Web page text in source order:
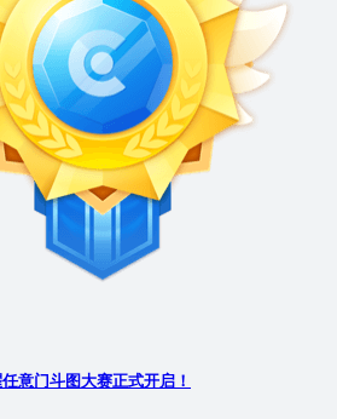
意门斗图大赛正式开启！